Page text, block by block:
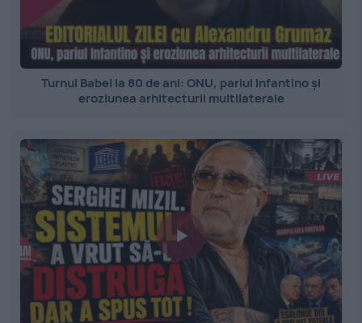
Turnul Babel la 80 de ani: ONU, pariul Infantino și
eroziunea arhitecturii multilaterale